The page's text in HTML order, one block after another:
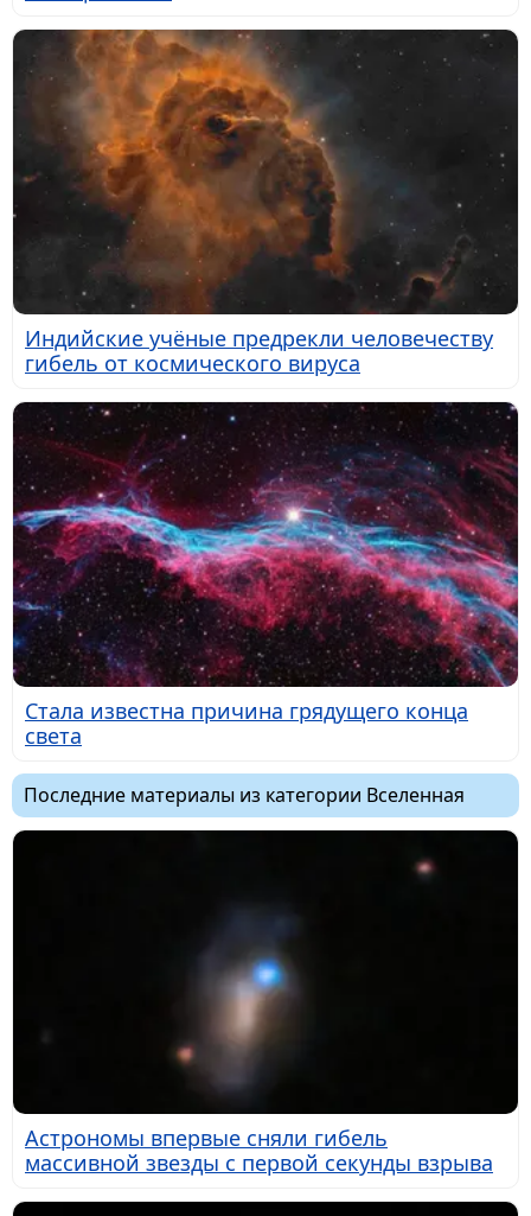
Индийские учёные предрекли человечеству
гибель от космического вируса
Стала известна причина грядущего конца
света
Последние материалы из категории Вселенная
Астрономы впервые сняли гибель
массивной звезды с первой секунды взрыва